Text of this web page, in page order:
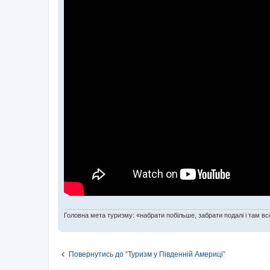
Головна мета туризму: «набрати побільше, забрати подалі і там
Повернутись до “Туризм у Південній Америці”